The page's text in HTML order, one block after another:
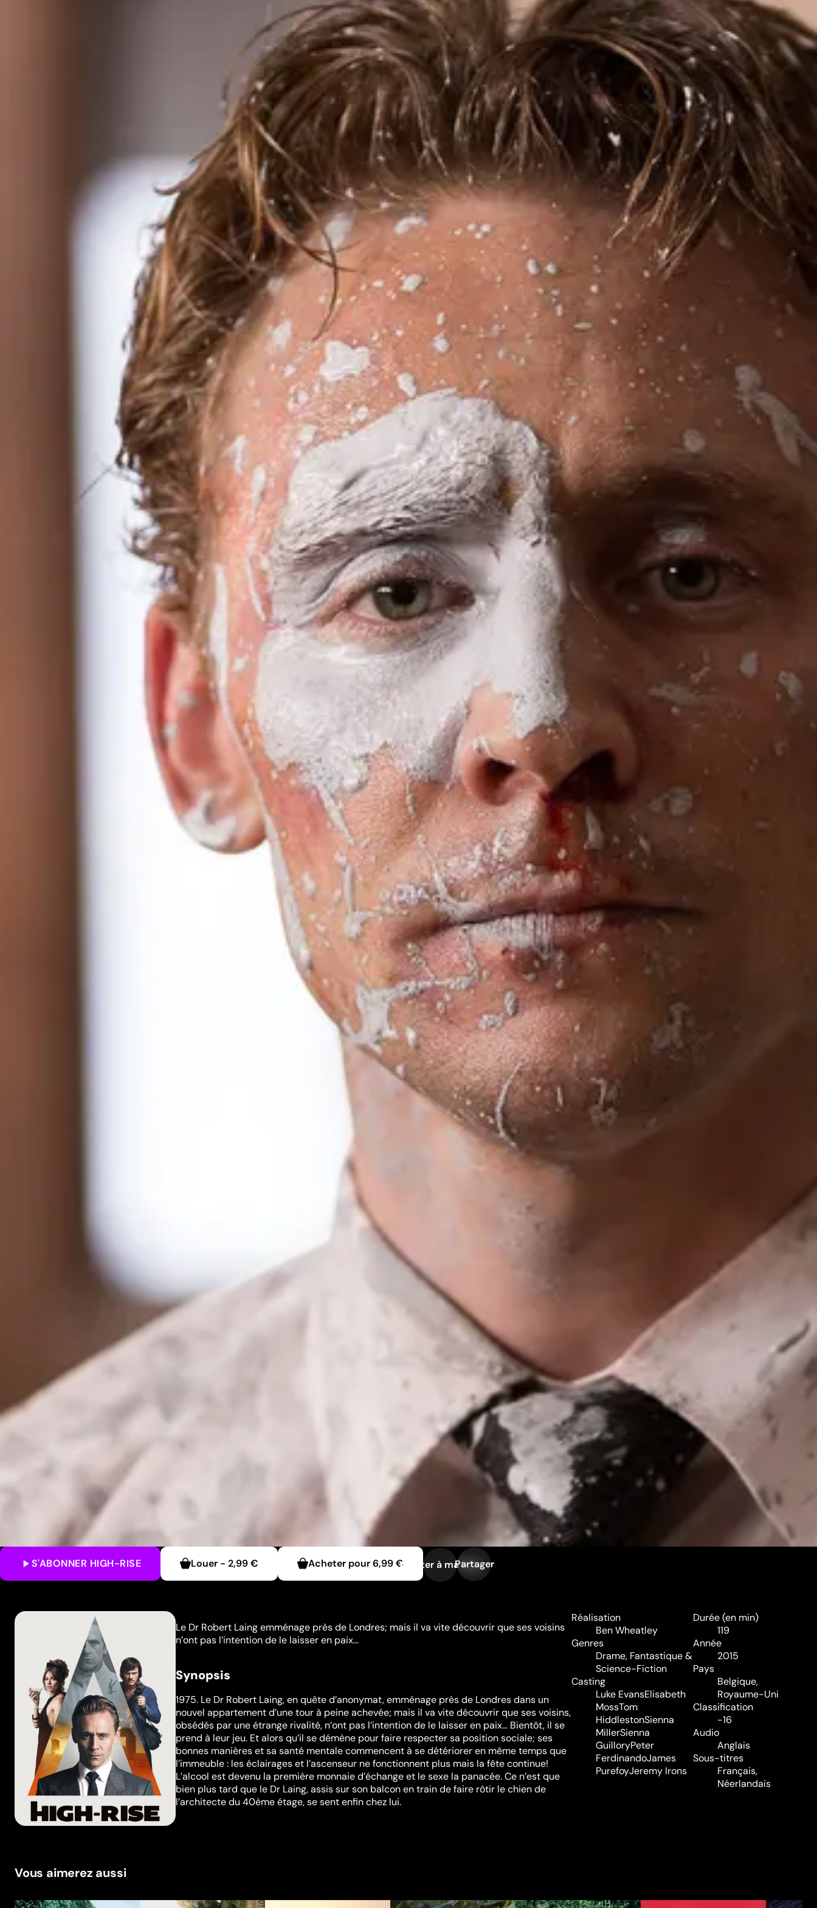
S'ABONNER HIGH-RISE Louer - 2,99 € Acheter pour6,99 €Ajouter à ma liste
Partager
Le Dr Robert Laing emménage près de Londres; mais il va vite découvrir que ses voisins
n’ont pas l’intention de le laisser en paix…
Synopsis
1975. Le Dr Robert Laing, en quête d’anonymat, emménage près de Londres dans un
nouvel appartement d’une tour à peine achevée; mais il va vite découvrir que ses voisins,
obsédés par une étrange rivalité, n’ont pas l’intention de le laisser en paix… Bientôt, il se
prend à leur jeu. Et alors qu’il se démène pour faire respecter sa position sociale; ses
bonnes manières et sa santé mentale commencent à se détériorer en même temps que
l’immeuble : les éclairages et l’ascenseur ne fonctionnent plus mais la fête continue!
L’alcool est devenu la première monnaie d’échange et le sexe la panacée. Ce n’est que
bien plus tard que le Dr Laing, assis sur son balcon en train de faire rôtir le chien de
l’architecte du 40ème étage, se sent enfin chez lui.
Réalisation
Ben Wheatley
Genres
Drame, Fantastique &
Science-Fiction
Casting
Luke EvansElisabeth
MossTom
HiddlestonSienna
MillerSienna
GuilloryPeter
FerdinandoJames
PurefoyJeremy Irons
Durée (en min)
119
Année
2015
Pays
Belgique,
Royaume-Uni
Classification
-16
Audio
Anglais
Sous-titres
Français,
Néerlandais
Vous aimerez aussi